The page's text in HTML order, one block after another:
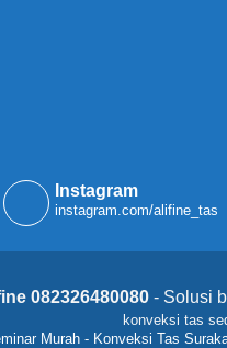
Instagram
instagram.com/alifine_tas
082326480080- Solusi
konveksi tas
Murah - Konveksi Tas